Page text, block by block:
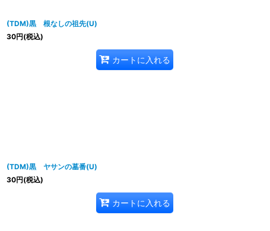
(TDM)黒 根なしの祖先(U)
30円(税込)
カートに入れる
(TDM)黒 ヤサンの墓番(U)
30円(税込)
カートに入れる